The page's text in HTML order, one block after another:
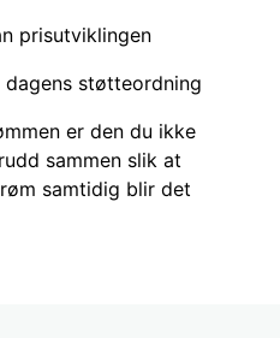
prisutviklingen
støtteordning
er den du ikke
sammen slik at
samtidig blir det